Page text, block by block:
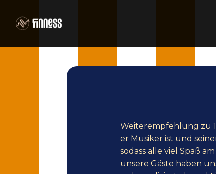
Weiterempfehlung zu
er Musiker ist und
sodass alle viel Spaß
unsere Gäste haben